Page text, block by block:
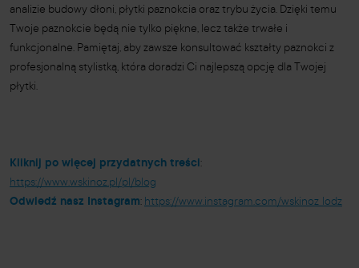
analizie budowy dłoni, płytki paznokcia oraz trybu życia. Dzięki temu
Twoje paznokcie będą nie tylko piękne, lecz także trwałe i
funkcjonalne. Pamiętaj, aby zawsze konsultować kształty paznokci z
profesjonalną stylistką, która doradzi Ci najlepszą opcję dla Twojej
płytki.
Kliknij po więcej przydatnych treści:
https://www.wskinoz.pl/pl/blog
Odwiedź nasz Instagram: https://www.instagram.com/wskinoz_lodz